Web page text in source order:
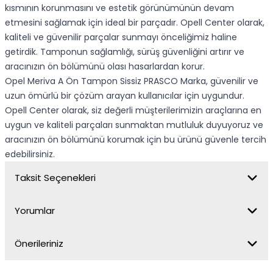
kısmının korunmasını ve estetik görünümünün devam
etmesini sağlamak için ideal bir parçadır. Opell Center olarak,
kaliteli ve güvenilir parçalar sunmayı önceliğimiz haline
getirdik. Tamponun sağlamlığı, sürüş güvenliğini artırır ve
aracınızın ön bölümünü olası hasarlardan korur.
Opel Meriva A Ön Tampon Sissiz PRASCO Marka, güvenilir ve
uzun ömürlü bir çözüm arayan kullanıcılar için uygundur.
Opell Center olarak, siz değerli müşterilerimizin araçlarına en
uygun ve kaliteli parçaları sunmaktan mutluluk duyuyoruz ve
aracınızın ön bölümünü korumak için bu ürünü güvenle tercih
edebilirsiniz.
Taksit Seçenekleri
Yorumlar
Önerileriniz